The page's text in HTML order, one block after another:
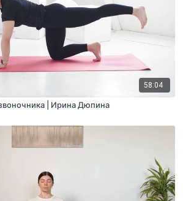
58:04
| Ирина Дюпина